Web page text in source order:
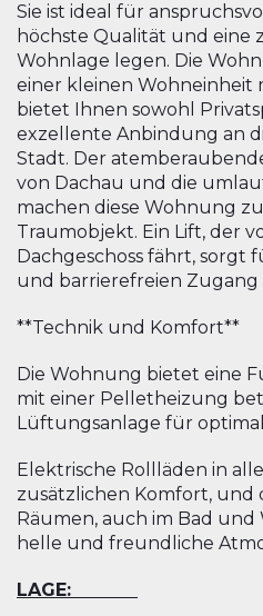
Sie ist ideal für
höchste Qualität und eine
Wohnlage legen. Die
einer kleinen Wohneinheit
bietet Ihnen sowohl
exzellente Anbindung an
Stadt. Der
von Dachau und die
machen diese Wohnung
Traumobjekt. Ein Lift, der
Dachgeschoss fährt, sorgt
und barrierefreien Zugang
**Technik und Komfort**
Die Wohnung bietet eine
mit einer Pelletheizung
Lüftungsanlage für
Elektrische Rollläden in
zusätzlichen Komfort, und
Räumen, auch im Bad und
helle und freundliche
LAGE: